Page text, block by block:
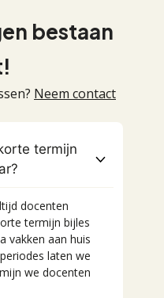
bestaan
Neem contact
termijn
docenten
termijn bijles
vakken aan huis
laten we
we docenten